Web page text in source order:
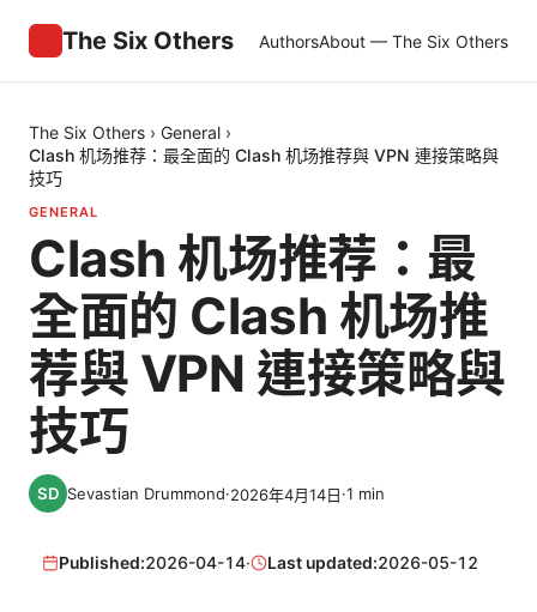
The Six Others AuthorsAbout — The Six Others
The Six Others › General ›
Clash 机场推荐：最全面的 Clash 机场推荐與 VPN 連接策略與
技巧
GENERAL
Clash 机场推荐：最
全面的 Clash 机场推
荐與 VPN 連接策略與
技巧
Sevastian Drummond·2026年4月14日·1 min
Published:2026-04-14· Last updated:2026-05-12